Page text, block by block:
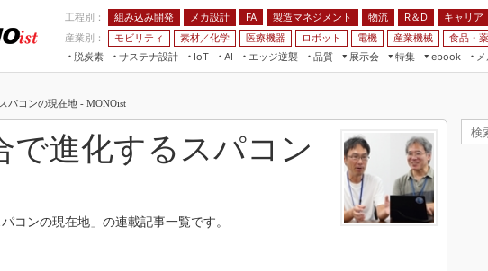
工程別： 組み込み開発 メカ設計 FA 製造マネジメント 物流 R＆D
キャリア
産業別：
モビリティ 素材／化学 医療機器 ロボット 電機 産業機械 食品・
脱炭素
サステナ設計
IoT
つながる工場
つながるサービス
AI
AI×設備保全
Physical AI
エッジ逆襲 品質
展示会
展＆IoT/5Gソリューション展
ジャパンモビリティショー
特集
VR／AR
FPGA
ebook
FA
パコンの現在地 - MONOist
で進化するスパコン
コンの現在地」の連載記事一覧です。